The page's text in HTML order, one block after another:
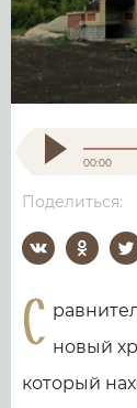
00:00
О
Поделиться:
С новый
который